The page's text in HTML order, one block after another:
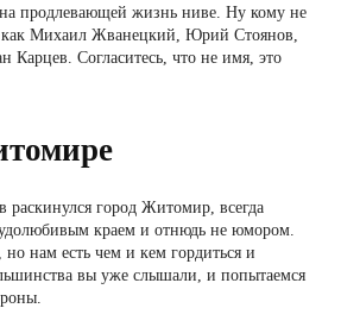
продлевающей жизнь ниве. Ну кому не
как Михаил Жванецкий, Юрий Стоянов,
Согласитесь, что не имя, это
раскинулся город Житомир, всегда
краем и отнюдь не юмором.
нам есть чем и кем гордиться и
вы уже слышали, и попытаемся